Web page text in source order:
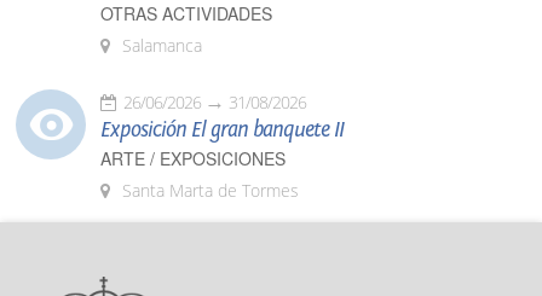
OTRAS ACTIVIDADES
Salamanca
26/06/2026 31/08/2026
Exposición El gran banquete II
ARTE / EXPOSICIONES
Santa Marta de Tormes